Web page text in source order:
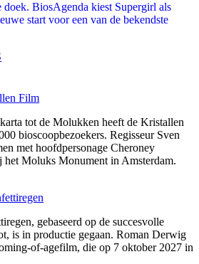
BiosAgenda kiest Supergirl als
start voor een van de bekendste
Film
tot de Molukken heeft de Kristallen
bioscoopbezoekers. Regisseur Sven
met hoofdpersonage Cheroney
het Moluks Monument in Amsterdam.
gebaseerd op de succesvolle
is in productie gegaan. Roman Derwig
of-agefilm, die op 7 oktober 2027 in